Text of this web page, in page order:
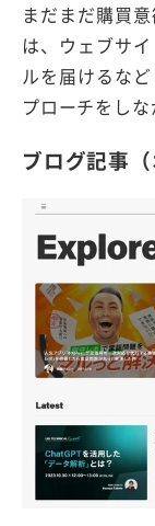
まだまだ購買
は、ウェブサ
ルを届けるな
プローチをしな
ブログ記事